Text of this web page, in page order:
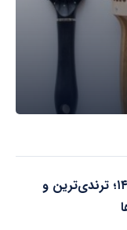
۱۵ مدل مانتو ۱۴۰۴؛ ترندی‌ترین و